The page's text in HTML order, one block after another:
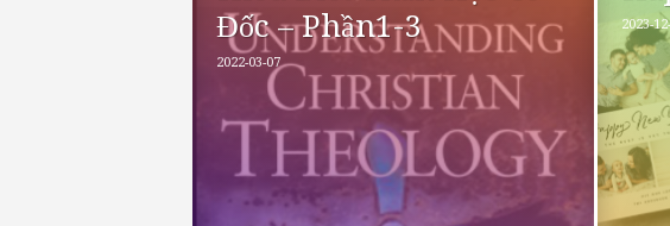
Đốc – Phần1-3
2022-03-07
2023-